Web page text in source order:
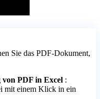
Sie das PDF-Dokument,
PDF in Excel :
mit einem Klick in ein